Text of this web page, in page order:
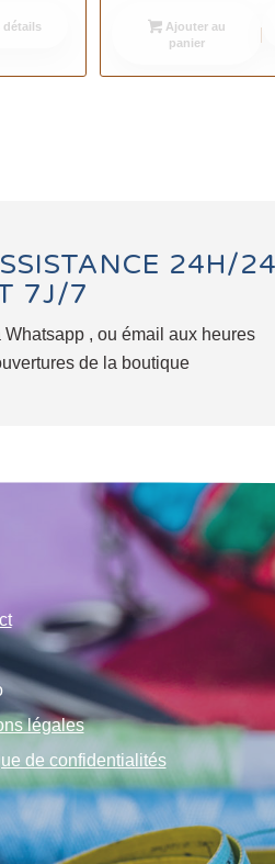
détails
Ajouter au
panier
24H/24
7J/7
Whatsapp , ou émail aux heures
de la boutique
légales
de confidentialités